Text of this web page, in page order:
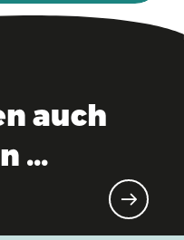
auch
...